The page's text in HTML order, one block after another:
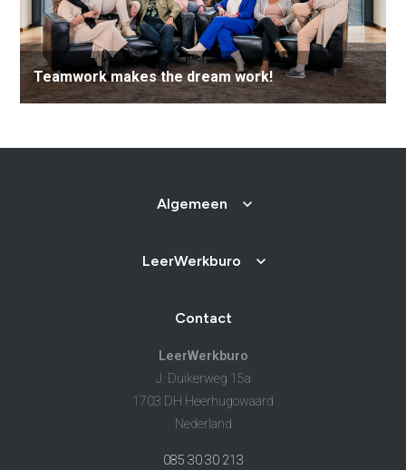
Brochure
Contact
Locaties
Vacatures
Nieuws
Contact
Klanten aan het
woord
Teamwork makes the dream work!
Algemeen
LeerWerkburo
Contact
LeerWerkburo
J. Duikerweg 15a
1703 DH Heerhugowaard
Nederland
085 30 30 213